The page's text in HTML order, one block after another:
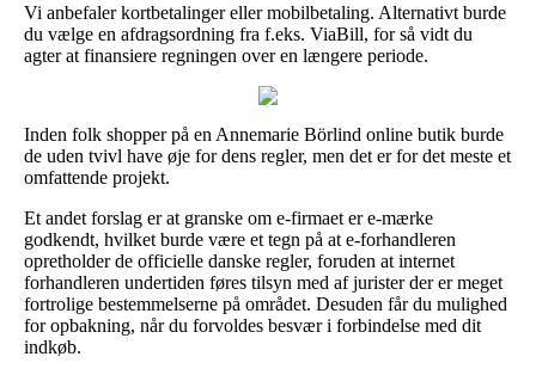
Vi anbefaler kortbetalinger eller mobilbetaling. Alternativt burde
du vælge en afdragsordning fra f.eks. ViaBill, for så vidt du
agter at finansiere regningen over en længere periode.
Inden folk shopper på en Annemarie Börlind online butik burde
de uden tvivl have øje for dens regler, men det er for det meste et
omfattende projekt.
Et andet forslag er at granske om e-firmaet er e-mærke
godkendt, hvilket burde være et tegn på at e-forhandleren
opretholder de officielle danske regler, foruden at internet
forhandleren undertiden føres tilsyn med af jurister der er meget
fortrolige bestemmelserne på området. Desuden får du mulighed
for opbakning, når du forvoldes besvær i forbindelse med dit
indkøb.